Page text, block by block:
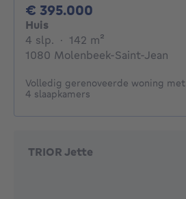
€ 395.000
Huis
4 slp. 4 slaapkamers
· 142 m²
1080 Molenbeek-Saint-Jean
Volledig gerenoveerde woning met
4 slaapkamers
TRIOR Jette